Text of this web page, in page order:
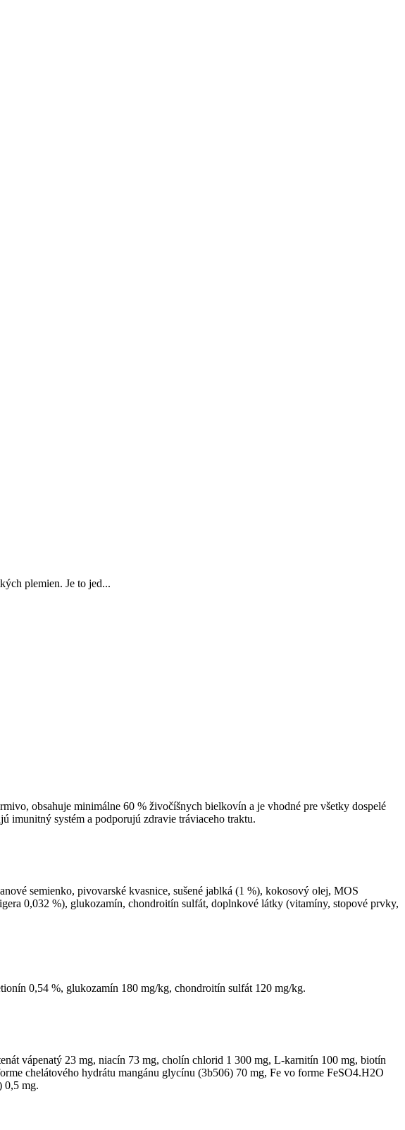
plemien. Je to jed...
obsahuje minimálne 60 % živočíšnych bielkovín a je vhodné pre všetky dospelé
imunitný systém a podporujú zdravie tráviaceho traktu.
semienko, pivovarské kvasnice, sušené jablká (1 %), kokosový olej, MOS
0,032 %), glukozamín, chondroitín sulfát, doplnkové látky (vitamíny, stopové prvky,
0,54 %, glukozamín 180 mg/kg, chondroitín sulfát 120 mg/kg.
vápenatý 23 mg, niacín 73 mg, cholín chlorid 1 300 mg, L-karnitín 100 mg, biotín
chelátového hydrátu mangánu glycínu (3b506) 70 mg, Fe vo forme FeSO4.H2O
0,5 mg.